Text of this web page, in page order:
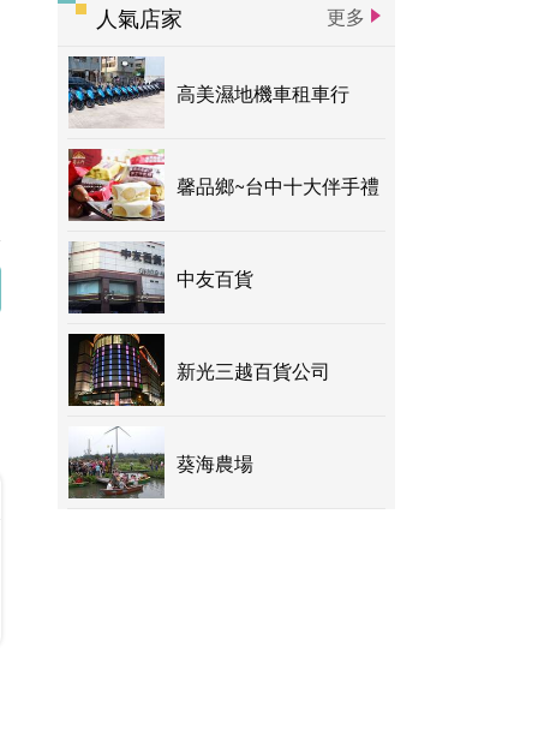
人氣店家 更多
高美濕地機車租車行
馨品鄉~台中十大伴手禮
中友百貨
新光三越百貨公司
葵海農場